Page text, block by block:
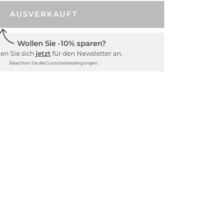
AUSVERKAUFT
Wollen Sie -10% sparen?
Sie sich jetzt für den Newsletter an.
Beachten Sie die Gutscheinbedingungen.